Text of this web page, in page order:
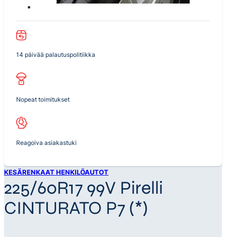
14 päivää palautuspolitiikka
Nopeat toimitukset
Reagoiva asiakastuki
KESÄRENKAAT HENKILÖAUTOT
225/60R17 99V Pirelli
CINTURATO P7 (*)